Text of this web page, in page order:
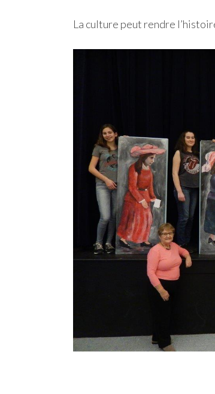
La culture peut rendre